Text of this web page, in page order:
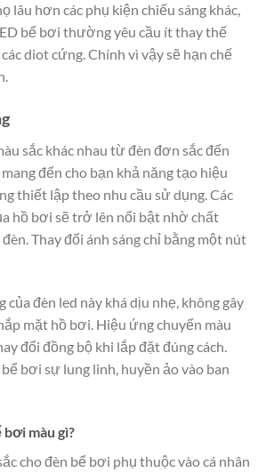
lâu hơn các phụ kiện chiếu sáng khác,
bể bơi thường yêu cầu ít thay thế
diot cứng. Chính vì vậy sẽ hạn chế
sắc khác nhau từ đèn đơn sắc đến
đến cho bạn khả năng tạo hiệu
thiết lập theo nhu cầu sử dụng. Các
hồ bơi sẽ trở lên nổi bật nhờ chất
Thay đổi ánh sáng chỉ bằng một nút
của đèn led này khá dịu nhẹ, không gây
mặt hồ bơi. Hiệu ứng chuyển màu
đổi đồng bộ khi lắp đặt đúng cách.
bơi sự lung linh, huyền ảo vào ban
bơi màu gì?
cho đèn bể bơi phụ thuộc vào cá nhân